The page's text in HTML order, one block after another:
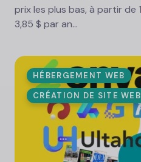
prix les plus bas, à partir de
3,85 $ par an…
HÉBERGEMENT WEB
CRÉATION DE SITE WEB